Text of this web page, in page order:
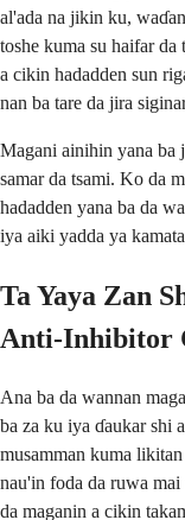
al'ada na jikin ku,
toshe kuma su haifar da
a cikin hadadden sun
nan ba tare da jira
Magani ainihin yana ba
samar da tsami. Ko da
hadadden yana ba da
iya aiki yadda ya
Ta Yaya Zan
Anti-Inhibitor
Ana ba da wannan
ba za ku iya ɗaukar shi
musamman kuma
nau'in foda da ruwa
da maganin a cikin